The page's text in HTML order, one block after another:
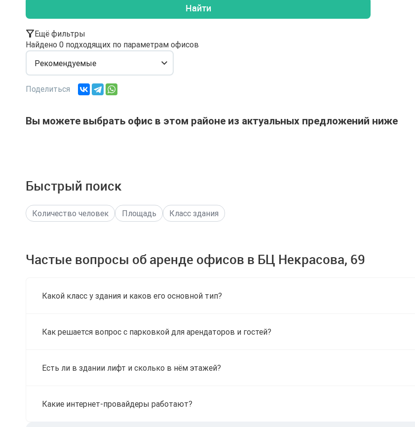
Найти
Ещё фильтры
Найдено 0 подходящих по параметрам офисов
Рекомендуемые
Поделиться
Вы можете выбрать офис в этом районе из актуальных предложений ниже
Быстрый поиск
Количество человек Площадь Класс здания
Частые вопросы об аренде офисов в БЦ Некрасова, 69
Какой класс у здания и каков его основной тип?
Как решается вопрос с парковкой для арендаторов и гостей?
Есть ли в здании лифт и сколько в нём этажей?
Какие интернет-провайдеры работают?